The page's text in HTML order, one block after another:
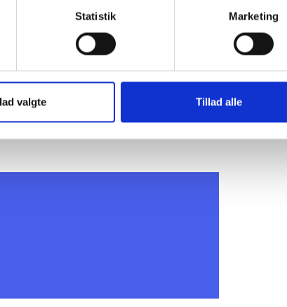
Statistik Marketing
valgte Tillad alle
at se på udviklingen i områderne. Går
uddannelsesniveauet? Kommer flere i
sådan kvalificering af kriterierne
boligminister, regering og Folketingets